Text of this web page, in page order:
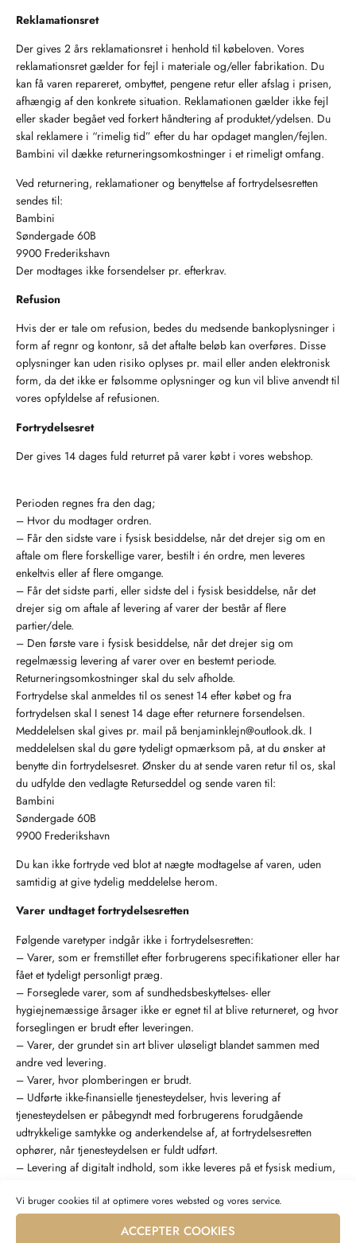
Vi bruger cookies til at optimere vores websted og vores service.
ACCEPTER COOKIES
Reklamationsret
Der gives 2 års reklamationsret i henhold til købeloven. Vores
reklamationsret gælder for fejl i materiale og/eller fabrikation. Du
kan få varen repareret, ombyttet, pengene retur eller afslag i prisen,
afhængig af den konkrete situation. Reklamationen gælder ikke fejl
eller skader begået ved forkert håndtering af produktet/ydelsen. Du
skal reklamere i “rimelig tid” efter du har opdaget manglen/fejlen.
Bambini vil dække returneringsomkostninger i et rimeligt omfang.
Ved returnering, reklamationer og benyttelse af fortrydelsesretten
sendes til:
Bambini
Søndergade 60B
9900 Frederikshavn
Der modtages ikke forsendelser pr. efterkrav.
Refusion
Hvis der er tale om refusion, bedes du medsende bankoplysninger i
form af regnr og kontonr, så det aftalte beløb kan overføres. Disse
oplysninger kan uden risiko oplyses pr. mail eller anden elektronisk
form, da det ikke er følsomme oplysninger og kun vil blive anvendt til
vores opfyldelse af refusionen.
Fortrydelsesret
Der gives 14 dages fuld returret på varer købt i vores webshop.
Perioden regnes fra den dag;
– Hvor du modtager ordren.
– Får den sidste vare i fysisk besiddelse, når det drejer sig om en
aftale om flere forskellige varer, bestilt i én ordre, men leveres
enkeltvis eller af flere omgange.
– Får det sidste parti, eller sidste del i fysisk besiddelse, når det
drejer sig om aftale af levering af varer der består af flere
partier/dele.
– Den første vare i fysisk besiddelse, når det drejer sig om
regelmæssig levering af varer over en bestemt periode.
Returneringsomkostninger skal du selv afholde.
Fortrydelse skal anmeldes til os senest 14 efter købet og fra
fortrydelsen skal I senest 14 dage efter returnere forsendelsen.
Meddelelsen skal gives pr. mail på benjaminklejn@outlook.dk. I
meddelelsen skal du gøre tydeligt opmærksom på, at du ønsker at
benytte din fortrydelsesret. Ønsker du at sende varen retur til os, skal
du udfylde den vedlagte Returseddel og sende varen til:
Bambini
Søndergade 60B
9900 Frederikshavn
Du kan ikke fortryde ved blot at nægte modtagelse af varen, uden
samtidig at give tydelig meddelelse herom.
Varer undtaget fortrydelsesretten
Følgende varetyper indgår ikke i fortrydelsesretten:
– Varer, som er fremstillet efter forbrugerens specifikationer eller har
fået et tydeligt personligt præg.
– Forseglede varer, som af sundhedsbeskyttelses- eller
hygiejnemæssige årsager ikke er egnet til at blive returneret, og hvor
forseglingen er brudt efter leveringen.
– Varer, der grundet sin art bliver uløseligt blandet sammen med
andre ved levering.
– Varer, hvor plomberingen er brudt.
– Udførte ikke-finansielle tjenesteydelser, hvis levering af
tjenesteydelsen er påbegyndt med forbrugerens forudgående
udtrykkelige samtykke og anderkendelse af, at fortrydelsesretten
ophører, når tjenesteydelsen er fuldt udført.
– Levering af digitalt indhold, som ikke leveres på et fysisk medium,
udtrykkelige samtykke og anerkendelse heraf, at vedkommende
dermed mister sin fortrydelsesret.
– Aviser, tidskrifter eller magasiner dog undtaget abonnementsaftaler